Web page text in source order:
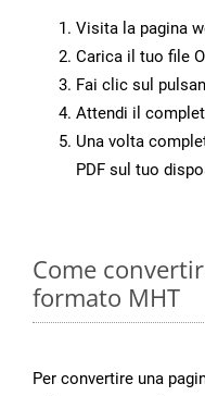
Visita la pagina
Carica il tuo file
Fai clic sul
Attendi il
Una volta
PDF sul tuo
Come
formato MHT
Per convertire una